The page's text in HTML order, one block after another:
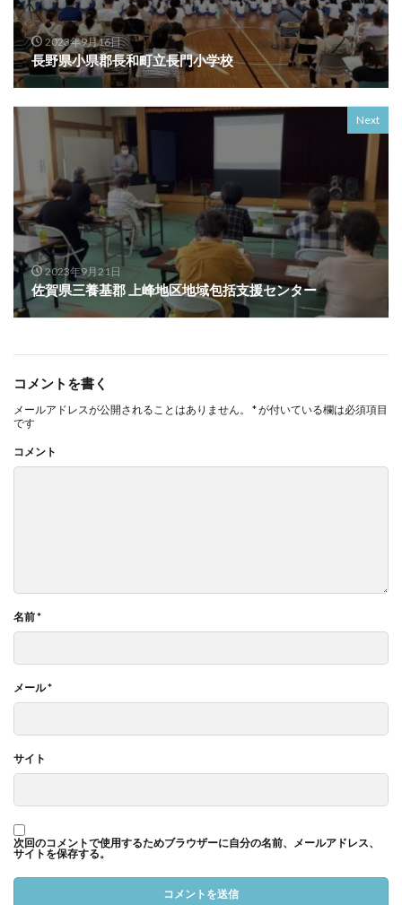
2023年9月16日
長野県小県郡長和町立長門小学校
Next
2023年9月21日
佐賀県三養基郡 上峰地区地域包括支援センター
コメントを書く
メールアドレスが公開されることはありません。 *が付いている欄は必須項目
です
コメント
名前*
メール*
サイト
次回のコメントで使用するためブラウザーに自分の名前、メールアドレス、
サイトを保存する。